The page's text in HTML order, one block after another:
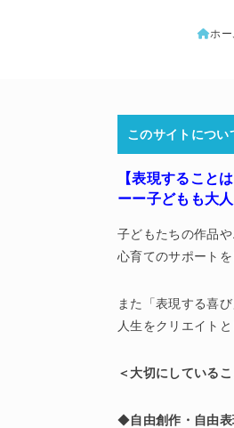
ホ
このサイトについ
【表現すること
ーー子どもも大
子どもたちの作品
心育てのサポートを
また「表現する喜
人生をクリエイト
＜大切にしているこ
◆自由創作・自由